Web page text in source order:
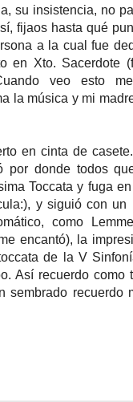
su insistencia, no
fijaos hasta qué
a la cual fue
en Xto. Sacerdote
veo esto
la música y mi
en cinta de
por donde todos
Toccata y fuga
y siguió con un
como
encantó), la
de la V
Así recuerdo como
sembrado recuerdo